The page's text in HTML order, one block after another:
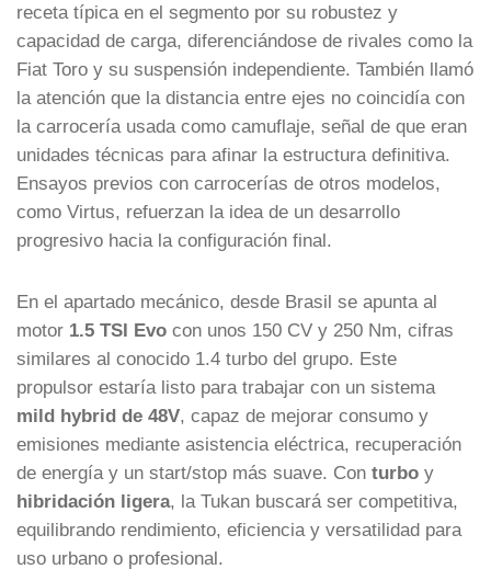
receta típica en el segmento por su robustez y
capacidad de carga, diferenciándose de rivales como la
Fiat Toro y su suspensión independiente. También llamó
la atención que la distancia entre ejes no coincidía con
la carrocería usada como camuflaje, señal de que eran
unidades técnicas para afinar la estructura definitiva.
Ensayos previos con carrocerías de otros modelos,
como Virtus, refuerzan la idea de un desarrollo
progresivo hacia la configuración final.
En el apartado mecánico, desde Brasil se apunta al
motor 1.5 TSI Evo con unos 150 CV y 250 Nm, cifras
similares al conocido 1.4 turbo del grupo. Este
propulsor estaría listo para trabajar con un sistema
mild hybrid de 48V, capaz de mejorar consumo y
emisiones mediante asistencia eléctrica, recuperación
de energía y un start/stop más suave. Con turbo y
hibridación ligera, la Tukan buscará ser competitiva,
equilibrando rendimiento, eficiencia y versatilidad para
uso urbano o profesional.